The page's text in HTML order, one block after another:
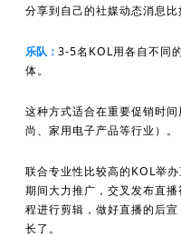
分享到自己的社媒动态消息比
乐队： 3-5名KOL用各自不同
体。
这种方式适合在重要促销时
尚、家用电子产品等行业）。
联合专业性比较高的KOL举
期间大力推广，交叉发布直
程进行剪辑，做好直播的后
长了。